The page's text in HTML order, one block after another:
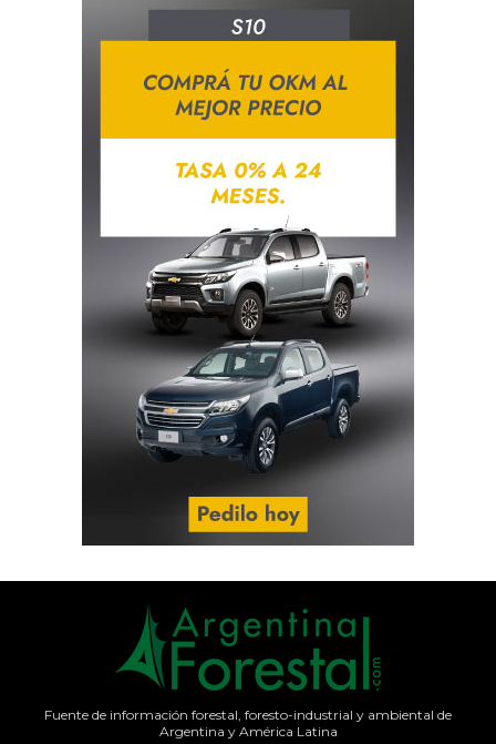
Fuente de información forestal, foresto-industrial y ambiental de
Argentina y América Latina